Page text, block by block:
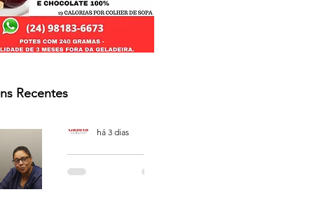
Recentes
PODCAST
'CAFÉ
há 3 dias